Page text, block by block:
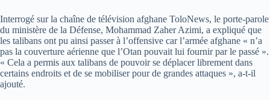
Interrogé sur la chaîne de télévision afghane ToloNews, le porte-parole
du ministère de la Défense, Mohammad Zaher Azimi, a expliqué que
les talibans ont pu ainsi passer à l’offensive car l’armée afghane « n’a
pas la couverture aérienne que l’Otan pouvait lui fournir par le passé ».
« Cela a permis aux talibans de pouvoir se déplacer librement dans
certains endroits et de se mobiliser pour de grandes attaques », a-t-il
ajouté.